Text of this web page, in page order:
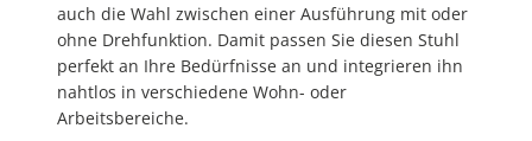
auch die Wahl zwischen einer Ausführung mit oder
ohne Drehfunktion. Damit passen Sie diesen Stuhl
perfekt an Ihre Bedürfnisse an und integrieren ihn
nahtlos in verschiedene Wohn- oder
Arbeitsbereiche.